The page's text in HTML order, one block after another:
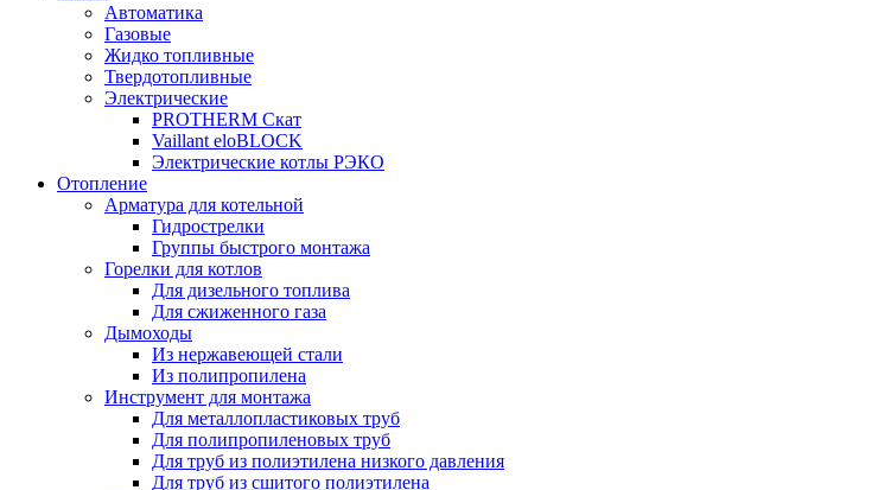
Автоматика
Газовые
Жидко топливные
Твердотопливные
Электрические
PROTHERM Скат
Vaillant eloBLOCK
Электрические котлы РЭКО
Отопление
Арматура для котельной
Гидрострелки
Группы быстрого монтажа
Горелки для котлов
Для дизельного топлива
Для сжиженного газа
Дымоходы
Из нержавеющей стали
Из полипропилена
Инструмент для монтажа
Для металлопластиковых труб
Для полипропиленовых труб
Для труб из полиэтилена низкого давления
Для труб из сшитого полиэтилена